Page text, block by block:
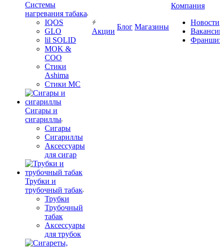
Системы
нагревания табака
IQOS
GLO
lil SOLID
MOK &
COO
Стики
Ashima
Стики MC
Сигары и
сигариллы
Сигары
Сигариллы
Аксессуары
для сигар
Трубки и
трубочный табак
Трубки
Трубочный
табак
Аксессуары
для трубок
Акции
Блог Магазины
Компания
Новости